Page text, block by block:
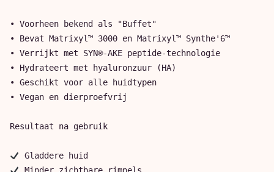
• Voorheen bekend als "Buffet"
• Bevat Matrixyl™ 3000 en Matrixyl™ Synthe'6™
• Verrijkt met SYN®-AKE peptide-technologie
• Hydrateert met hyaluronzuur (HA)
• Geschikt voor alle huidtypen
• Vegan en dierproefvrij
Resultaat na gebruik